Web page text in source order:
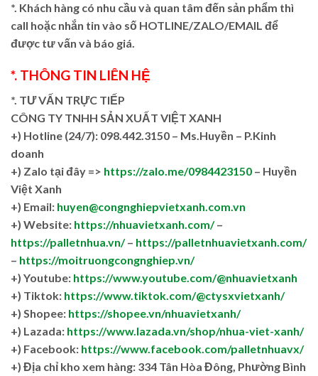
*. Khách hàng có nhu cầu và quan tâm đến sản phẩm thì
call hoặc nhắn tin vào số HOTLINE/ZALO/EMAIL để
được tư vấn và báo giá.
*. THÔNG TIN LIÊN HỆ
*. TƯ VẤN TRỰC TIẾP
CÔNG TY TNHH SẢN XUẤT VIỆT XANH
+) Hotline (24/7): 098.442.3150 – Ms.Huyền – P.Kinh
doanh
+) Zalo tại đây => https://zalo.me/0984423150 – Huyền
Việt Xanh
+) Email: huyen@congnghiepvietxanh.com.vn
+) Website: https://nhuavietxanh.com/–
https://palletnhua.vn/– https://palletnhuavietxanh.com/
– https://moitruongcongnghiep.vn/
+) Youtube: https://www.youtube.com/@nhuavietxanh
+) Tiktok: https://www.tiktok.com/@ctysxvietxanh/
+) Shopee: https://shopee.vn/nhuavietxanh/
+) Lazada: https://www.lazada.vn/shop/nhua-viet-xanh/
+) Facebook: https://www.facebook.com/palletnhuavx/
+) Địa chỉ kho xem hàng: 334 Tân Hòa Đông, Phường Bình